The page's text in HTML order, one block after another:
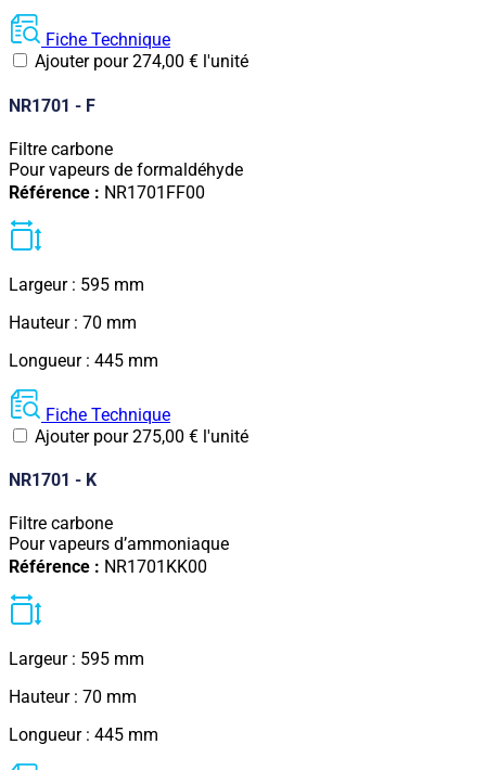
Fiche Technique
Ajouter pour274,00 € l'unité
NR1701 - F
Filtre carbone
Pour vapeurs de formaldéhyde
Référence : NR1701FF00
Largeur : 595 mm
Hauteur : 70 mm
Longueur : 445 mm
Fiche Technique
Ajouter pour275,00 € l'unité
NR1701 - K
Filtre carbone
Pour vapeurs d’ammoniaque
Référence : NR1701KK00
Largeur : 595 mm
Hauteur : 70 mm
Longueur : 445 mm